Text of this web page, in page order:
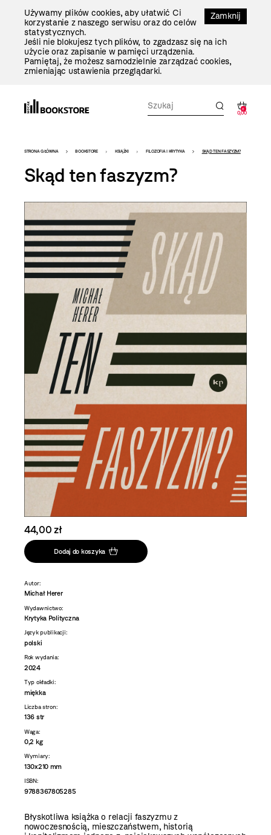
Zamknij
Używamy plików cookies, aby ułatwić Ci
korzystanie z naszego serwisu oraz do celów
statystycznych.
Jeśli nie blokujesz tych plików, to zgadzasz się na ich
użycie oraz zapisanie w pamięci urządzenia.
Pamiętaj, że możesz samodzielnie zarządzać cookies,
zmieniając ustawienia przeglądarki.
0
0,00
Bookstore
-
szablon
szczegóły
STRONA GŁÓWNA BOOKSTORE KSIĄŻKI FILOZOFIA I KRYTYKA SKĄD TEN FASZYZM?
Skąd ten faszyzm?
44,00 zł
Dodaj do koszyka
Autor:
Michał Herer
Wydawnictwo:
Krytyka Polityczna
Język publikacji:
polski
Rok wydania:
2024
Typ okładki:
miękka
Liczba stron:
136 str
Waga:
0,2 kg
Wymiary:
130x210 mm
ISBN:
9788367805285
Błyskotliwa książka o relacji faszyzmu z
nowoczesnością, mieszczaństwem, historią